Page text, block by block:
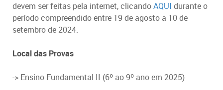
devem ser feitas pela internet, clicandoAQUI durante o
período compreendido entre 19 de agosto a 10 de
setembro de 2024.
Local das Provas
-> Ensino Fundamental II (6º ao 9º ano em 2025)